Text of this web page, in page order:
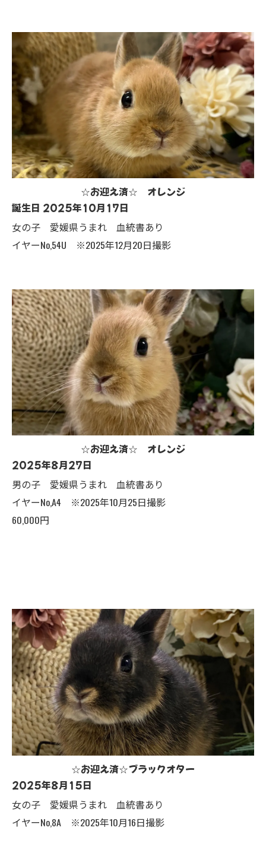
☆お迎え済☆ オレンジ
誕生日 2025年10月17日
女の子 愛媛県うまれ 血統書あり
イヤーNo,54U ※2025年12月20日撮影
☆お迎え済☆ オレンジ
2025年8月27日
男の子 愛媛県うまれ 血統書あり
イヤーNo,A4 ※2025年10月25日撮影
60,000円
☆お迎え済☆ブラックオター
2025年8月15日
女の子 愛媛県うまれ 血統書あり
イヤーNo,8A ※2025年10月16日撮影